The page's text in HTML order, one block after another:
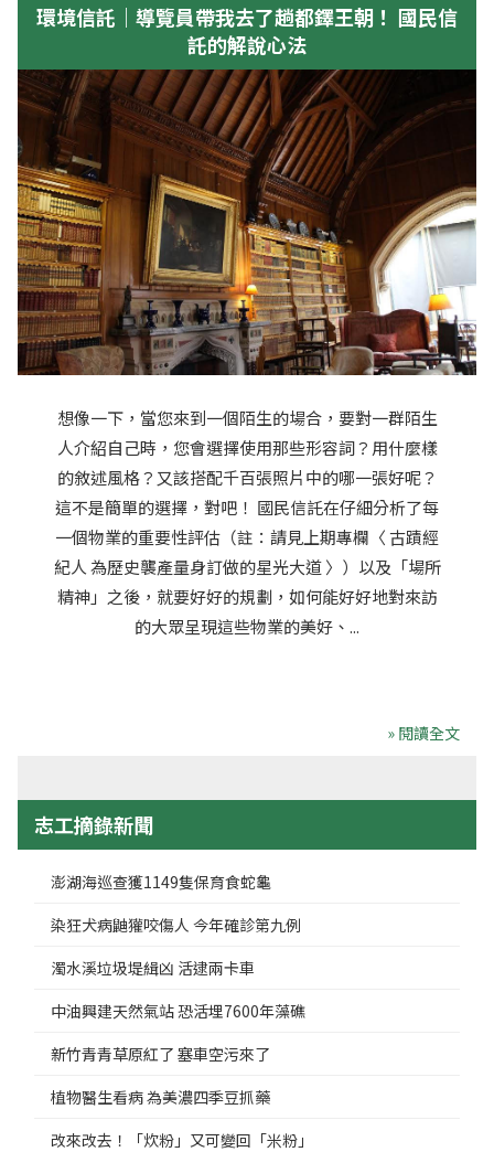
環境信託｜導覽員帶我去了趟都鐸王朝！ 國民信
託的解說心法
想像一下，當您來到一個陌生的場合，要對一群陌生
人介紹自己時，您會選擇使用那些形容詞？用什麼樣
的敘述風格？又該搭配千百張照片中的哪一張好呢？
這不是簡單的選擇，對吧！ 國民信託在仔細分析了每
一個物業的重要性評估（註：請見上期專欄〈 古蹟經
紀人 為歷史襲產量身訂做的星光大道 〉）以及「場所
精神」之後，就要好好的規劃，如何能好好地對來訪
的大眾呈現這些物業的美好、...
» 閱讀全文
志工摘錄新聞
澎湖海巡查獲1149隻保育食蛇龜
染狂犬病鼬獾咬傷人 今年確診第九例
濁水溪垃圾堤緝凶 活逮兩卡車
中油興建天然氣站 恐活埋7600年藻礁
新竹青青草原紅了 塞車空污來了
植物醫生看病 為美濃四季豆抓藥
改來改去！「炊粉」又可變回「米粉」